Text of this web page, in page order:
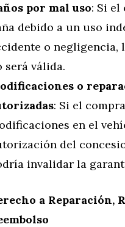
por mal uso: Si el
debido a un uso
o negligencia,
será válida.
o
: Si el
en el
del
invalidar la
a Reparación,